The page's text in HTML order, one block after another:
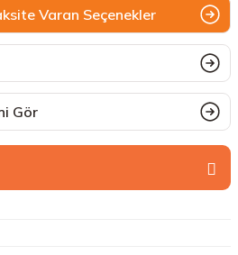
Varan Seçenekler
Gör